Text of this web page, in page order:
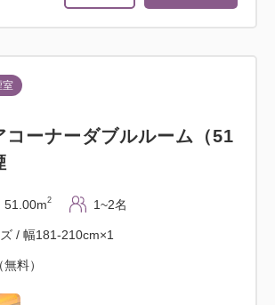
室
コーナーダブルルーム（51
51.00m2 1~2名
/ 幅181-210cm×1
料）